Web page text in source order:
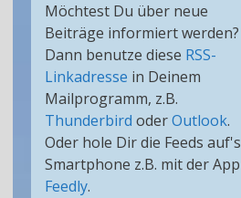
Möchtest Du über neue
Beiträge informiert werden?
Dann benutze diese RSS-
Linkadresse in Deinem
Mailprogramm, z.B.
Thunderbird oderOutlook.
Oder hole Dir die Feeds auf's
Smartphone z.B. mit der App
Feedly.